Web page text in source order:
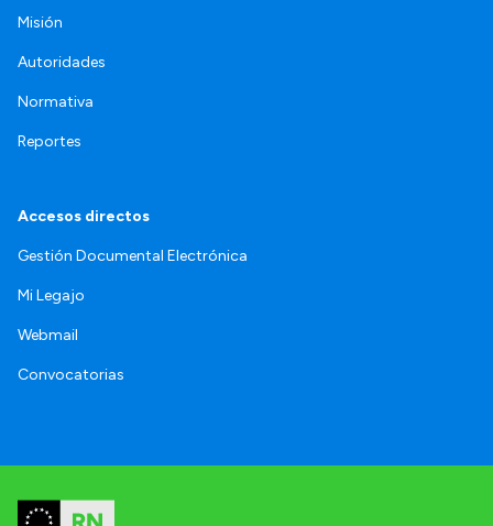
Misión
Autoridades
Normativa
Reportes
Accesos directos
Gestión Documental Electrónica
Mi Legajo
Webmail
Convocatorias